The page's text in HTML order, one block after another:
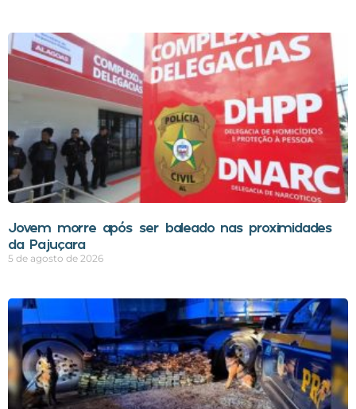
Jovem morre após ser baleado nas proximidades
da Pajuçara
5 de agosto de 2026